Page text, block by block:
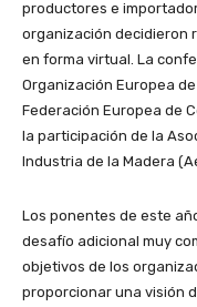
productores e
organización decidieron
en forma virtual. La
Organización Europea
Federación Europea de
la participación de la
Industria de la Madera
Los ponentes de este
desafío adicional muy
objetivos de los
proporcionar una visión